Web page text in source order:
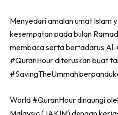
Menyedari amalan umat Islam
kesempatan pada bulan
membaca serta bertadarus Al-
#QuranHour diteruskan buat
#SavingTheUmmah
World #QuranHour dinaungi
Malaysia (JAKIM) dengan